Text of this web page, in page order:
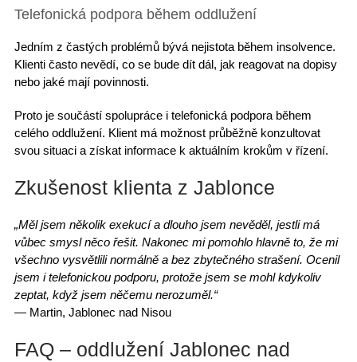
Telefonická podpora během oddlužení
Jedním z častých problémů bývá nejistota během insolvence.
Klienti často nevědí, co se bude dít dál, jak reagovat na dopisy
nebo jaké mají povinnosti.
Proto je součástí spolupráce i telefonická podpora během
celého oddlužení. Klient má možnost průběžně konzultovat
svou situaci a získat informace k aktuálním krokům v řízení.
Zkušenost klienta z Jablonce
„Měl jsem několik exekucí a dlouho jsem nevěděl, jestli má
vůbec smysl něco řešit. Nakonec mi pomohlo hlavně to, že mi
všechno vysvětlili normálně a bez zbytečného strašení. Ocenil
jsem i telefonickou podporu, protože jsem se mohl kdykoliv
zeptat, když jsem něčemu nerozuměl.“
— Martin, Jablonec nad Nisou
FAQ – oddlužení Jablonec nad